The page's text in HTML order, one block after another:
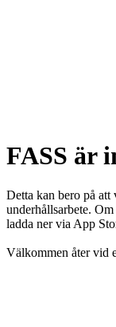
FASS är
Detta kan bero på
underhållsarbete.
ladda ner via App
Välkommen åter vid